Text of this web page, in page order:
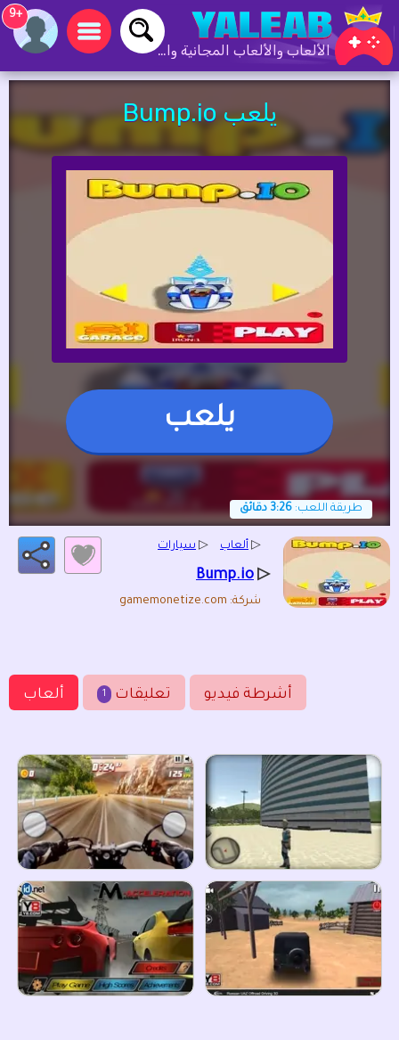
الألعاب والألعاب المجانية والألعاب عبر الإنترنت
+9
يلعب Bump.io
يلعب
طريقة اللعب: 3:26 دقائق
▷ ألعاب ▷ سيارات
▷
Bump.io
شركة: gamemonetize.com
ألعاب 1 تعليقات أشرطة فيديو